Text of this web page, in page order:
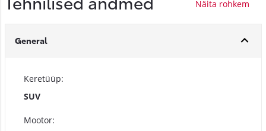
General
Keretüüp:
SUV
Mootor: